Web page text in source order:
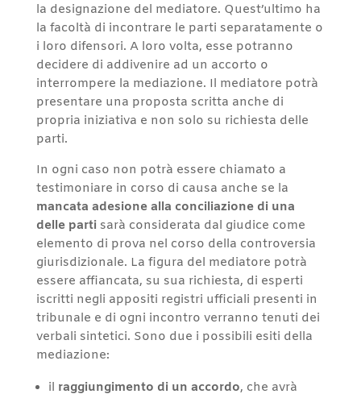
la designazione del mediatore. Quest’ultimo ha
la facoltà di incontrare le parti separatamente o
i loro difensori. A loro volta, esse potranno
decidere di addivenire ad un accorto o
interrompere la mediazione. Il mediatore potrà
presentare una proposta scritta anche di
propria iniziativa e non solo su richiesta delle
parti.
In ogni caso non potrà essere chiamato a
testimoniare in corso di causa anche se la
mancata adesione alla conciliazione di una
delle partisarà considerata dal giudice come
elemento di prova nel corso della controversia
giurisdizionale. La figura del mediatore potrà
essere affiancata, su sua richiesta, di esperti
iscritti negli appositi registri ufficiali presenti in
tribunale e di ogni incontro verranno tenuti dei
verbali sintetici. Sono due i possibili esiti della
mediazione:
il raggiungimento di un accordo, che avrà